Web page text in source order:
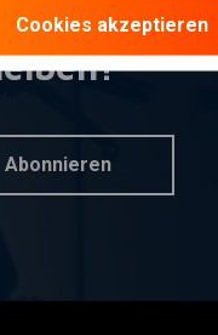
Abonnieren
Cookies akzeptieren